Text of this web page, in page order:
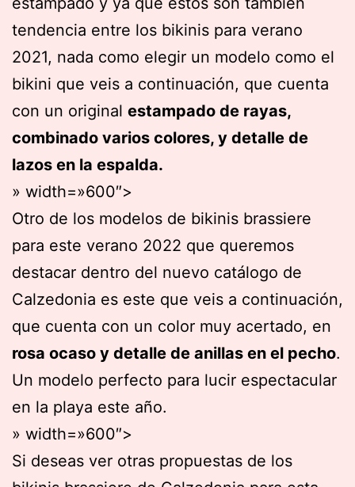
tendencia entre los bikinis para verano
2021, nada como elegir un modelo como el
bikini que veis a continuación, que cuenta
con un original estampado de rayas,
combinado varios colores, y detalle de
lazos en la espalda.
» width=»600″>
Otro de los modelos de bikinis brassiere
para este verano 2022 que queremos
destacar dentro del nuevo catálogo de
Calzedonia es este que veis a continuación,
que cuenta con un color muy acertado, en
rosa ocaso y detalle de anillas en el pecho.
Un modelo perfecto para lucir espectacular
en la playa este año.
» width=»600″>
Si deseas ver otras propuestas de los